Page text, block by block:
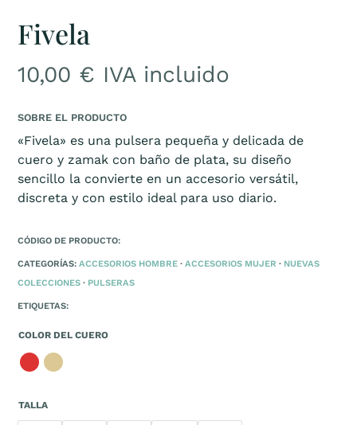
Fivela
10,00 € IVA incluido
SOBRE EL PRODUCTO
«Fivela» es una pulsera pequeña y delicada de
cuero y zamak con baño de plata, su diseño
sencillo la convierte en un accesorio versátil,
discreta y con estilo ideal para uso diario.
CÓDIGO DE PRODUCTO:
CATEGORÍAS:ACCESORIOS HOMBRE ·ACCESORIOS MUJER · NUEVAS
COLECCIONES · PULSERAS
ETIQUETAS:
COLOR DEL CUERO
TALLA